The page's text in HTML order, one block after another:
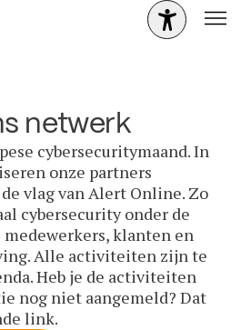
netwerk
cybersecuritymaand. In
onze partners
vlag van Alert Online. Zo
cybersecurity onder de
medewerkers, klanten en
Alle activiteiten zijn te
Heb je de activiteiten
nog niet aangemeld? Dat
link.